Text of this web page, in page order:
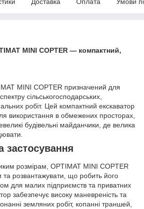
MINI COPTER — компактний,
MINI COPTER призначений для
сільськогосподарських,
робіт. Цей компактний екскаватор
використання в обмежених просторах,
будівельні майданчики, де велика
застосування
розмірам, OPTIMAT MINI COPTER
та розвантажувати, що робить його
для малих підприємств та приватних
забезпечує високу маневреність та
земляних робіт, копанні траншей,